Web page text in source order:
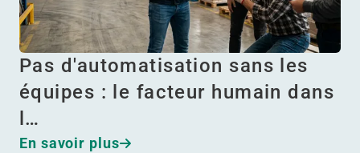
Pas d'automatisation sans les
équipes : le facteur humain dans
l…
En savoir plus